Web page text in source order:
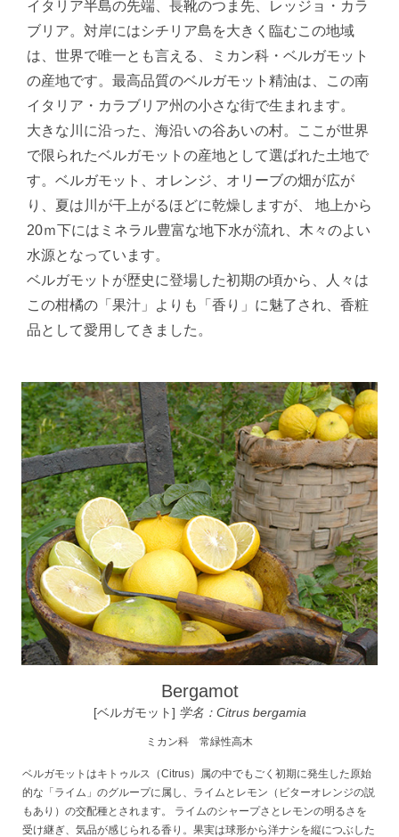
イタリア半島の先端、長靴のつま先、レッジョ・カラ
ブリア。対岸にはシチリア島を大きく臨むこの地域
は、世界で唯一とも言える、ミカン科・ベルガモット
の産地です。最高品質のベルガモット精油は、この南
イタリア・カラブリア州の小さな街で生まれます。
大きな川に沿った、海沿いの谷あいの村。ここが世界
で限られたベルガモットの産地として選ばれた土地で
す。ベルガモット、オレンジ、オリーブの畑が広が
り、夏は川が干上がるほどに乾燥しますが、 地上から
20ｍ下にはミネラル豊富な地下水が流れ、木々のよい
水源となっています。
ベルガモットが歴史に登場した初期の頃から、人々は
この柑橘の「果汁」よりも「香り」に魅了され、香粧
品として愛用してきました。
Bergamot
[ベルガモット] 学名：Citrus bergamia
ミカン科 常緑性高木
ベルガモットはキトゥルス（Citrus）属の中でもごく初期に発生した原始
的な「ライム」のグループに属し、ライムとレモン（ビターオレンジの説
もあり）の交配種とされます。 ライムのシャープさとレモンの明るさを
受け継ぎ、気品が感じられる香り。果実は球形から洋ナシを縦につぶした